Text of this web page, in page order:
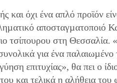
και όχι ένα απλό προϊόν
αποσταγµατοποιό
τσίπουρου στη Θεσσαλία.
για ένα
επιτυχίας», θα πει ο
και τελικά η αλήθεια